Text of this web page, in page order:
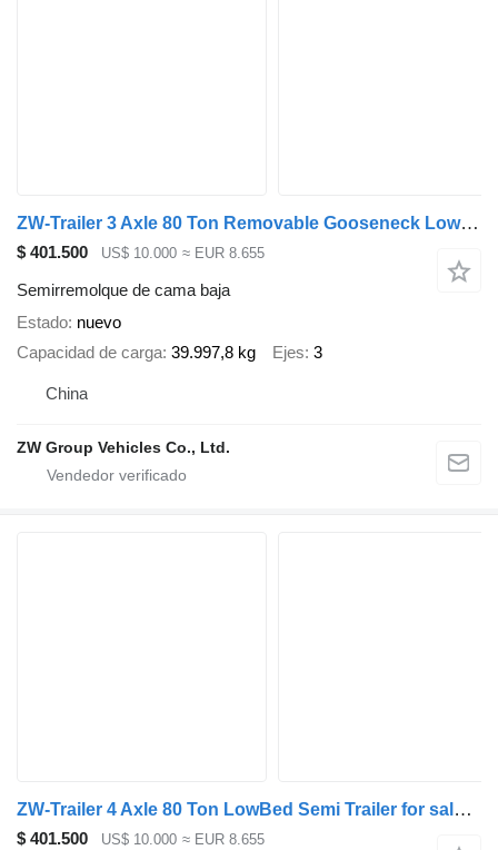
ZW-Trailer 3 Axle 80 Ton Removable Gooseneck Lowboy Trailer RGN Trailer for
$ 401.500 US$ 10.000 ≈ EUR 8.655
Semirremolque de cama baja
Estado nuevo
Capacidad de carga 39.997,8 kg Ejes 3
China
ZW Group Vehicles Co., Ltd.
ZW-Trailer 4 Axle 80 Ton LowBed Semi Trailer for sale ghana
$ 401.500 US$ 10.000 ≈ EUR 8.655